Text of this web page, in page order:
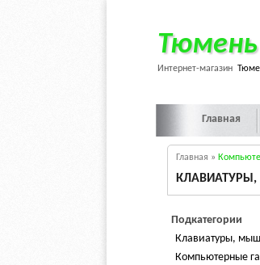
Интернет-магазин
Главная
Главная »
Подкатегории
Клавиатуры,
Компьютерные